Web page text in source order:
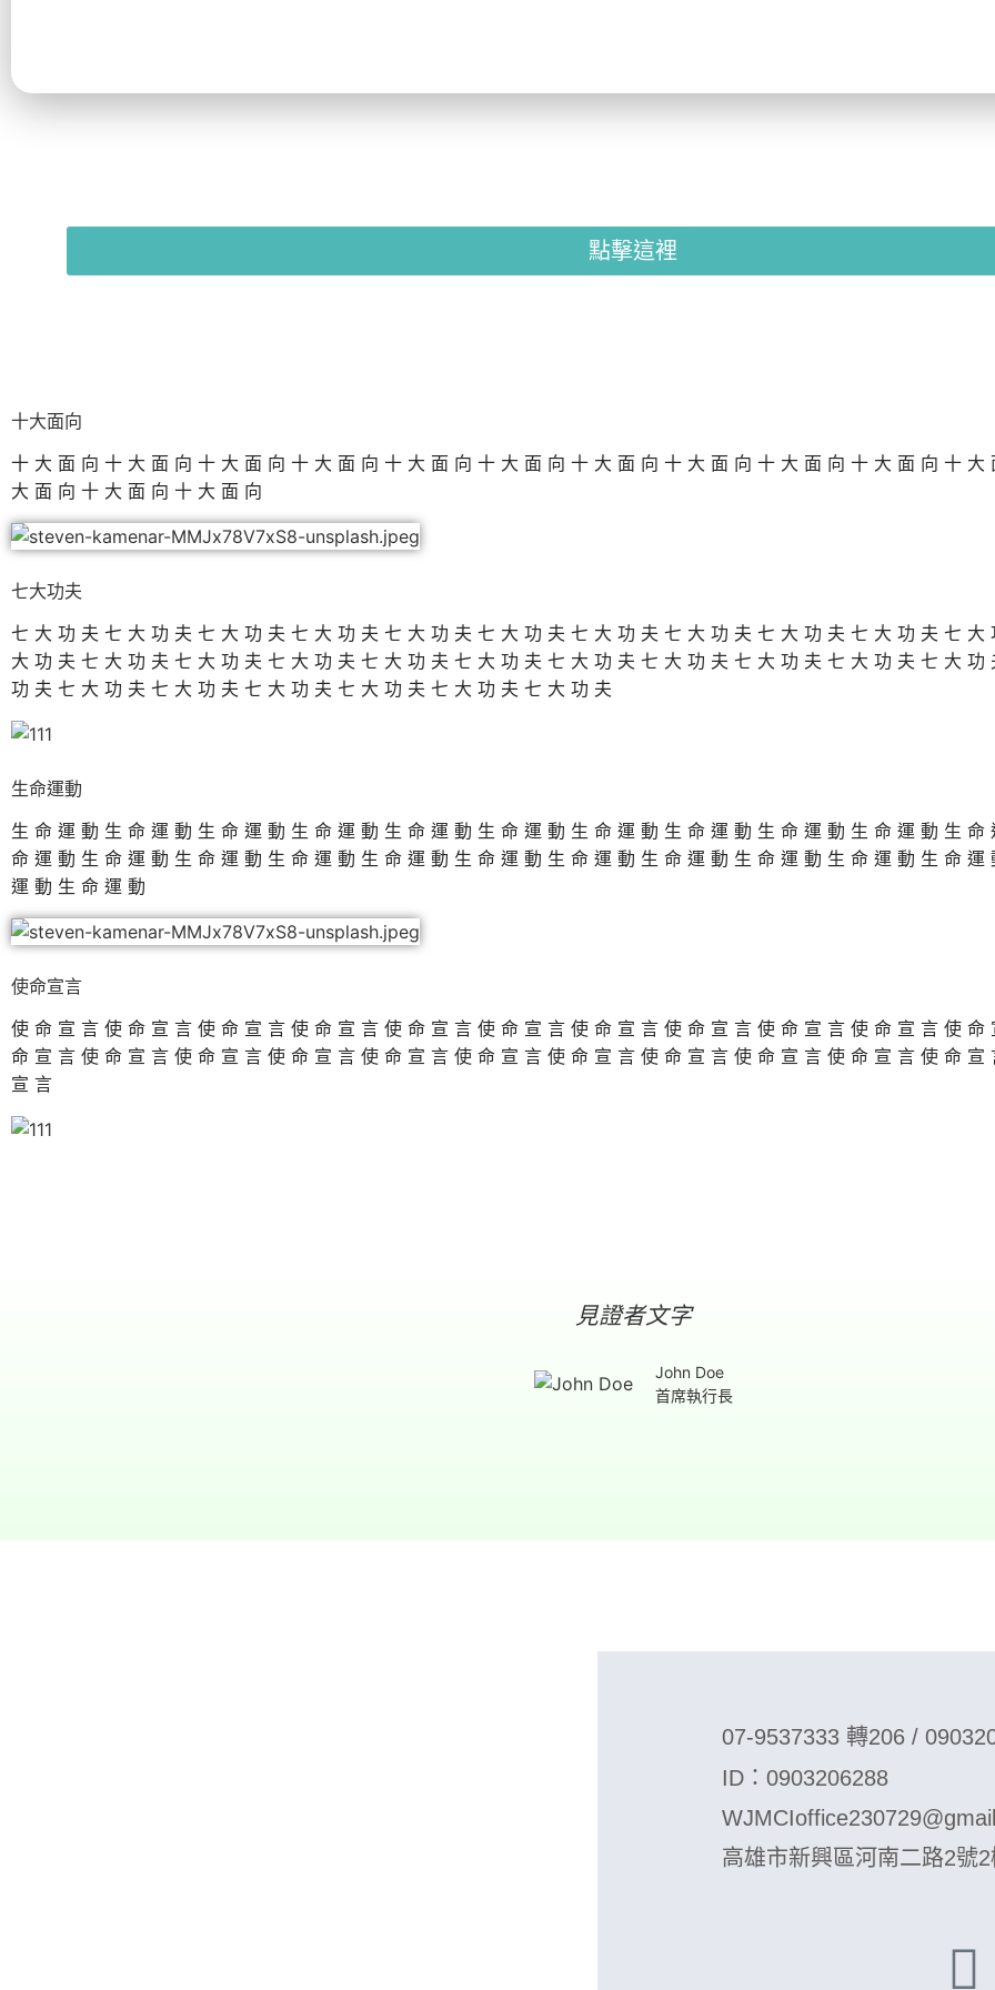
點擊這裡
十大面向
十大面向十大面向十大面向十大面向十大面向十大面向十大面向十大面向十大面向十大面向十
大面向十大面向十大面向
七大功夫
七大功夫七大功夫七大功夫七大功夫七大功夫七大功夫七大功夫七大功夫七大功夫七大功夫七大
大功夫七大功夫七大功夫七大功夫七大功夫七大功夫七大功夫七大功夫七大功夫七大功夫七大功
功夫七大功夫七大功夫七大功夫七大功夫七大功夫七大功夫
生命運動
生命運動生命運動生命運動生命運動生命運動生命運動生命運動生命運動生命運動生命運動生命
命運動生命運動生命運動生命運動生命運動生命運動生命運動生命運動生命運動生命運動生命
運動生命運動
使命宣言
使命宣言使命宣言使命宣言使命宣言使命宣言使命宣言使命宣言使命宣言使命宣言使命宣言使
命宣言使命宣言使命宣言使命宣言使命宣言使命宣言使命宣言使命宣言使命宣言使命宣言使命
宣言
見證者文字
John Doe
首席執行長
07-9537333 轉206 /
ID：0903206288
高雄市新興區河南二路2號2